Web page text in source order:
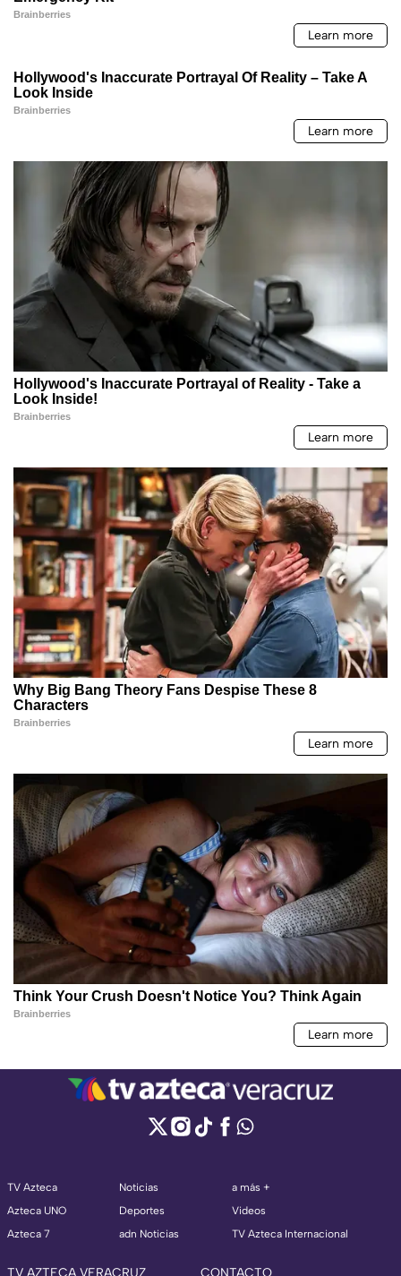
TV Azteca
Azteca UNO
Azteca 7
Noticias
Deportes
adn Noticias
a más +
Videos
TV Azteca Internacional